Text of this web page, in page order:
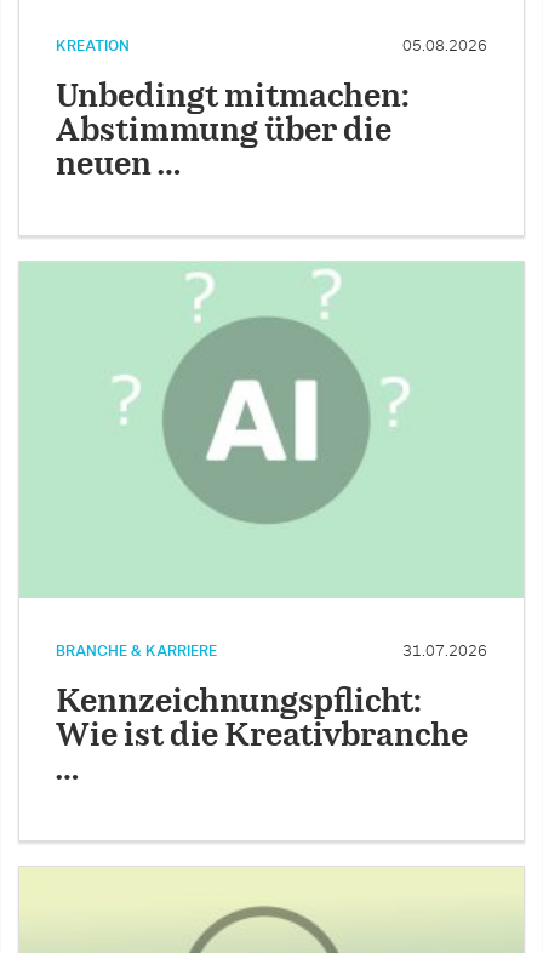
KREATION 05.08.2026
Unbedingt mitmachen:
Abstimmung über die
neuen …
BRANCHE & KARRIERE 31.07.2026
Kennzeichnungspflicht:
Wie ist die Kreativbranche
…